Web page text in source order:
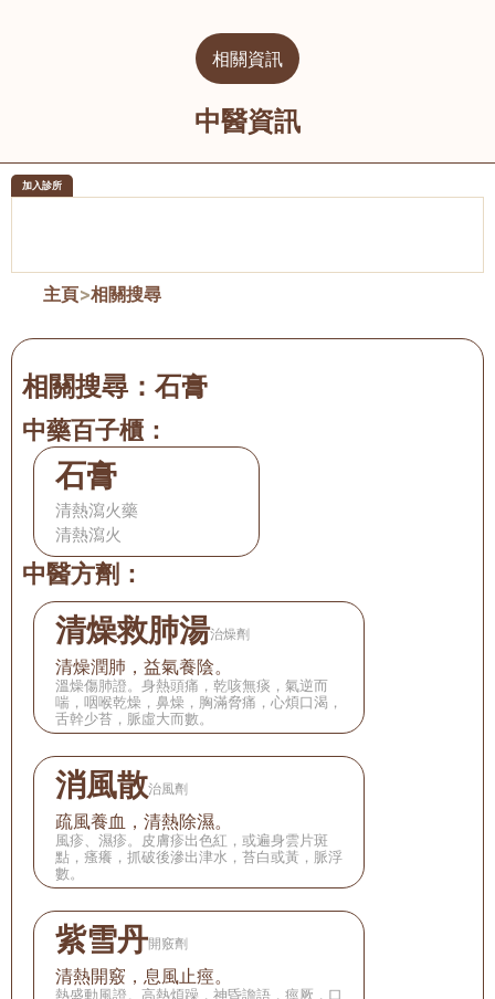
相關資訊
中醫資訊
加入診所
主頁>相關搜尋
相關搜尋： 石膏
中藥百子櫃：
石膏
清熱瀉火藥
清熱瀉火
中醫方劑：
清燥救肺湯治燥劑
清燥潤肺，益氣養陰。
溫燥傷肺證。身熱頭痛，乾咳無痰，氣逆而
喘，咽喉乾燥，鼻燥，胸滿脅痛，心煩口渴，
舌幹少苔，脈虛大而數。
消風散治風劑
疏風養血，清熱除濕。
風疹、濕疹。皮膚疹出色紅，或遍身雲片斑
點，瘙癢，抓破後滲出津水，苔白或黃，脈浮
數。
紫雪丹開竅劑
清熱開竅，息風止痙。
熱盛動風證。高熱煩躁，神昏譫語，痙厥，口